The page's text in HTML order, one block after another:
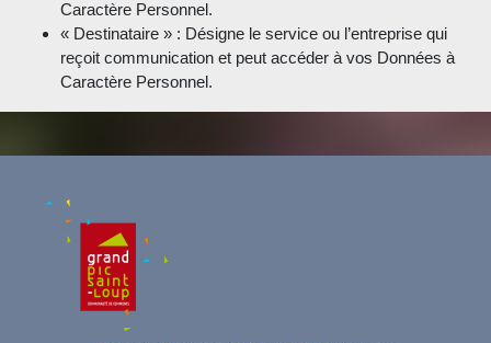
Caractère Personnel.
« Destinataire » : Désigne le service ou l’entreprise qui
reçoit communication et peut accéder à vos Données à
Caractère Personnel.